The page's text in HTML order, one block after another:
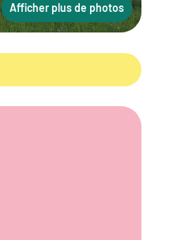
Afficher plus de photos